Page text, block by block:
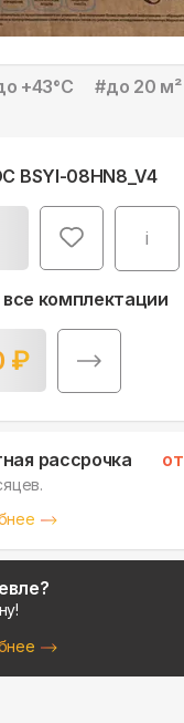
+43°С #до 20 м²
BSYI-08HN8_V4
i
все комплектации
₽
рассрочка от